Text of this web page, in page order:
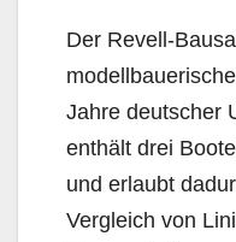
Der Revell-
Jahre deutscher
enthält drei
und erlaubt
Vergleich von